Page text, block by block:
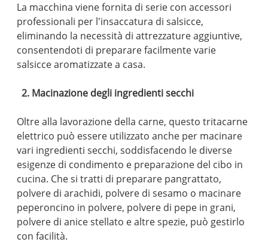
La macchina viene fornita di serie con accessori
professionali per l'insaccatura di salsicce,
eliminando la necessità di attrezzature aggiuntive,
consentendoti di preparare facilmente varie
salsicce aromatizzate a casa.
2. Macinazione degli ingredienti secchi
Oltre alla lavorazione della carne, questo tritacarne
elettrico può essere utilizzato anche per macinare
vari ingredienti secchi, soddisfacendo le diverse
esigenze di condimento e preparazione del cibo in
cucina. Che si tratti di preparare pangrattato,
polvere di arachidi, polvere di sesamo o macinare
peperoncino in polvere, polvere di pepe in grani,
polvere di anice stellato e altre spezie, può gestirlo
con facilità.